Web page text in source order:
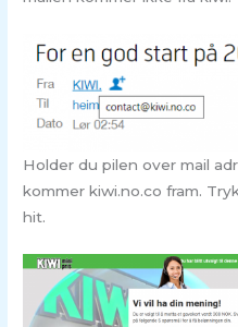
Holder du pilen over mail
kommer kiwi.no.co fram.
hit.